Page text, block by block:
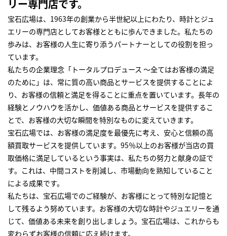
リー専門店です。
宝石広場は、1963年の創業から半世紀以上にわたり、時計とジュ
エリーの専門店としてお客様とともに歩んできました。私たちの
歩みは、お客様の人生に寄り添うパートナーとしての役割を担っ
ています。
私たちの企業理念「トータルプロデュース ～全てはお客様の満足
のために」は、常に質の高い商品とサービスを提供することによ
り、お客様の信頼と満足を得ることに重点を置いています。長年の
経験とノウハウを活かし、価値ある商品とサービスを提供するこ
とで、お客様の大切な瞬間を特別なものに変えていきます。
宝石広場では、お客様の満足度を最優先に考え、安心と信頼の高
額買取サービスを提供しています。95％以上のお客様が当店の買
取価格に満足しているという事実は、私たちの努力と献身の証で
す。これは、中間コストを削減し、市場動向を熟知していること
による成果です。
私たちは、宝石広場でのご経験が、お客様にとって特別な記憶と
して残るよう努めています。お客様の大切な時計やジュエリーを通
じて、価値ある未来を創り出しましょう。宝石広場は、これからも
変わらずお客様の信頼に応え続けます。